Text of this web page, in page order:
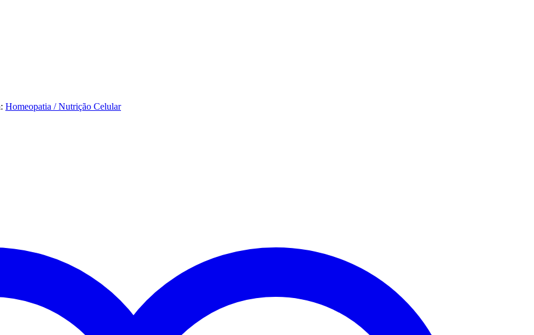
Homeopatia / Nutrição Celular